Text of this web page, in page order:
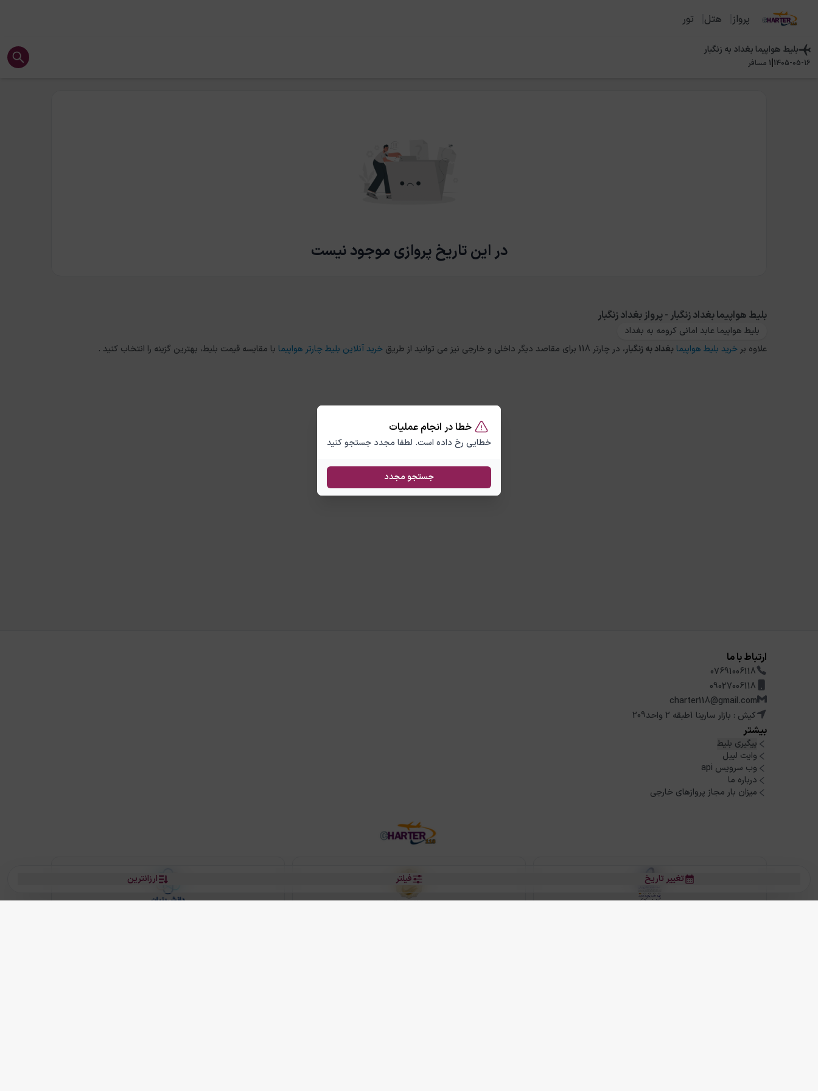
خطا در انجام عملیات
خطایی رخ داده است. لطفا مجدد جستجو کنید
جستجو مجدد
پرواز هتل تور
بلیط هواپیمابغداد به زنگبار
1405-05-16
|
1 مسافر
در این تاریخ پروازی موجود نیست
ارزانترین فیلتر تغییر تاریخ
بلیط هواپیما بغداد زنگبار - پرواز بغداد زنگبار
بلیط هواپیما عابد امانی کرومه به بغداد
علاوه بر خرید بلیط هواپیما بغدادبهزنگبار، در چارتر 118 برای مقاصد دیگر داخلی و خارجی نیز می توانید از طریق خرید آنلاین بلیط چارتر هواپیما با مقایسه قیمت بلیط، بهترین گزینه را انتخاب کنید .
ارتباط با ما
07691006118
09027006118
charter118@gmail.com
کیش : بازار سارینا 1طبقه 2 واحد209
بیشتر
پیگیری بلیط
وایت لیبل
وب سرویس api
درباره ما
میزان بار مجاز پروازهای خارجی